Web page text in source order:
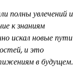
полны увлечений и
к знаниям
искал новые пути
и это
в будущем.